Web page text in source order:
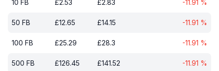
10 FB £2.53 £2.83 -11.91 %
50 FB £12.65 £14.15 -11.91 %
100 FB £25.29 £28.3 -11.91 %
500 FB £126.45 £141.52 -11.91 %